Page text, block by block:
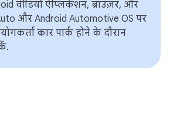
वीडियो ऐप्लिकेशन, ब्राउज़र, और
और Android Automotive OS पर
कार पार्क होने के दौरान